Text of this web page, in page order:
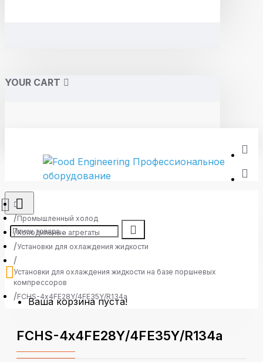
YOUR CART
Ваша корзина пуста!
Промышленный холод
Холодильные агрегаты
Установки для охлаждения жидкости
Установки для охлаждения жидкости на базе поршневых
компрессоров
FCHS-4х4FE28Y/4FE35Y/R134a
FCHS-4х4FE28Y/4FE35Y/R134a